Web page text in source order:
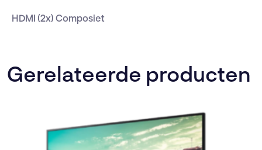
HDMI (2x) Composiet
Gerelateerde producten